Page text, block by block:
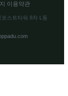
이용약관
스트타워 8차 L동